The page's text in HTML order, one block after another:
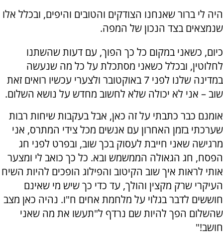
היה לי ברור שאנחנו הצודקים והטובים והיפים, ובכלל אלו
שנמצאים בצד הנכון של המפה.
כיום, כשאני במקום כל כך הפוך, עם דעות שהשתנו
לחלוטין, ובכלל כשאני מסתכלת על כל מה שנעשה
במדינה שלנו לפני 7 באוקטובר ולצערי עכשיו רואים זאת
שוב – אני לא יכולה שלא לחשוב מחדש על נושא השלום.
אומנם כבר כתבתי על זה כאן, אבל בעקבות שיחות רבות
שערכתי בזמן האחרון עם אנשים מכל צידי המתרס, אני
מרגישה שאני חייבת לעסוק בכך שוב, ובפרט לפני חג
הפסח, חג הגאולה הממשמש ובא. כל כך כואב לי ומצער
אותי לראות איך שוב הקיטוב והפילוג הופכים להיות השיח
העיקרי שרק מקצין והולך, עד כדי כך שיש מי שאינם
חוששים לדבר בגלוי על מלחמת אחים ח"ו. נהיה כאן מצב
שהשלום הפך להיות שם נרדף ל"תעשו את מה שאני
חושב!"